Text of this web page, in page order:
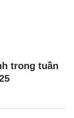
trong tuần